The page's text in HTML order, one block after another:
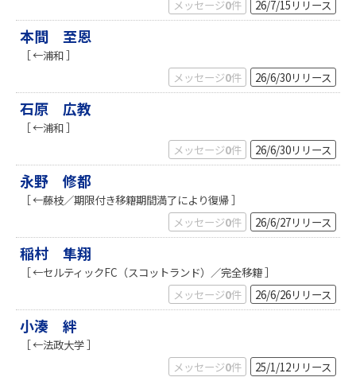
メッセージ0件 26/7/15 リリース
本間 至恩
［ ←浦和 ］
メッセージ0件 26/6/30リリース
石原 広教
［ ←浦和 ］
メッセージ0件 26/6/30リリース
永野 修都
［ ←藤枝／期限付き移籍期間満了により復帰 ］
メッセージ0件 26/6/27リリース
稲村 隼翔
［ ←セルティックFC（スコットランド）／完全移籍 ］
メッセージ0件 26/6/26リリース
小湊 絆
［ ←法政大学 ］
メッセージ0件 25/1/12リリース